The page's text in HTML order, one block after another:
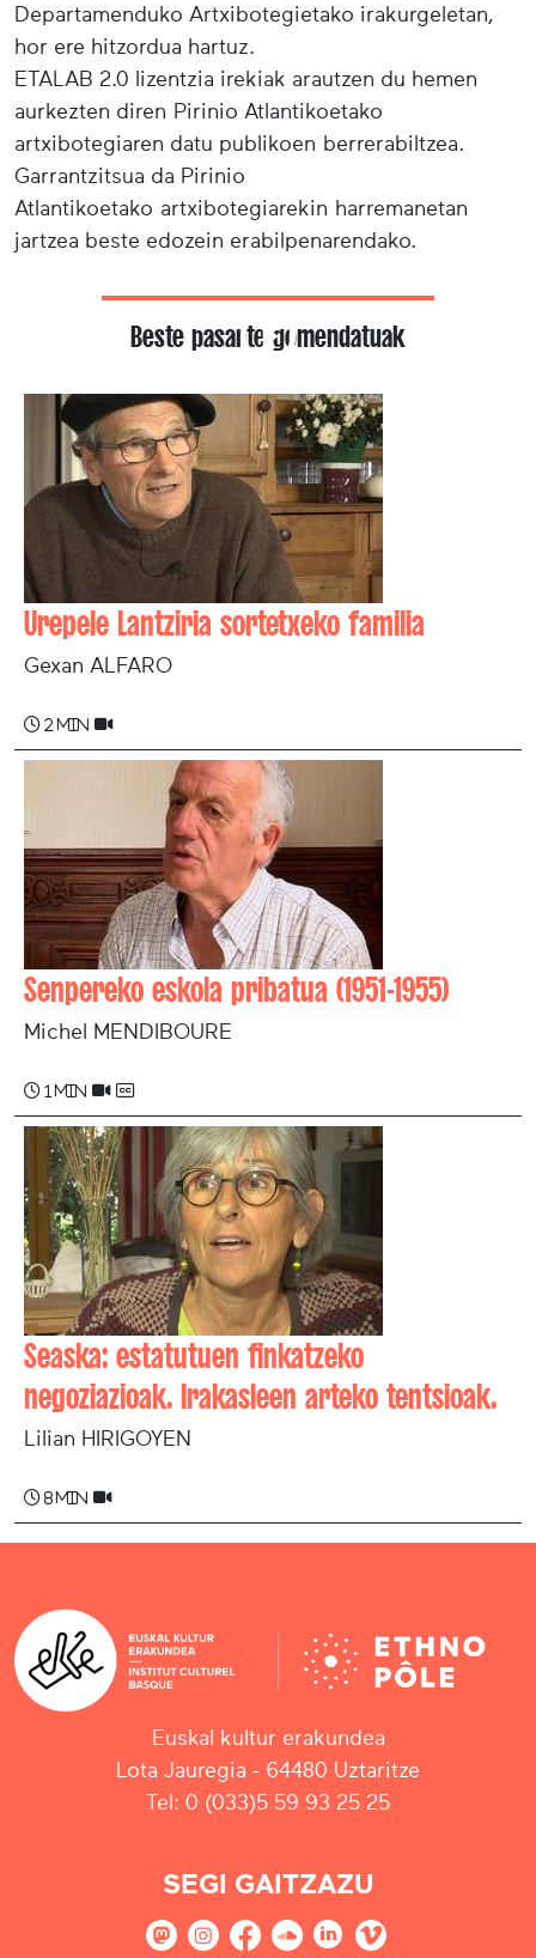
Departamenduko Artxibotegietako irakurgeletan,
hor ere hitzordua hartuz.
ETALAB 2.0 lizentzia irekiak arautzen du hemen
aurkezten diren Pirinio Atlantikoetako
artxibotegiaren datu publikoen berrerabiltzea.
Garrantzitsua da Pirinio
Atlantikoetako artxibotegiarekin harremanetan
jartzea beste edozein erabilpenarendako.
Beste pasarte gomendatuak
Urepele Lantziria sortetxeko familia
Gexan ALFARO
2 min
Senpereko eskola pribatua (1951-1955)
Michel MENDIBOURE
1 min
Seaska: estatutuen finkatzeko
negoziazioak. Irakasleen arteko tentsioak.
Lilian HIRIGOYEN
8 min
Euskal kultur erakundea
Lota Jauregia - 64480 Uztaritze
Tel: 0 (033)5 59 93 25 25
SEGI GAITZAZU